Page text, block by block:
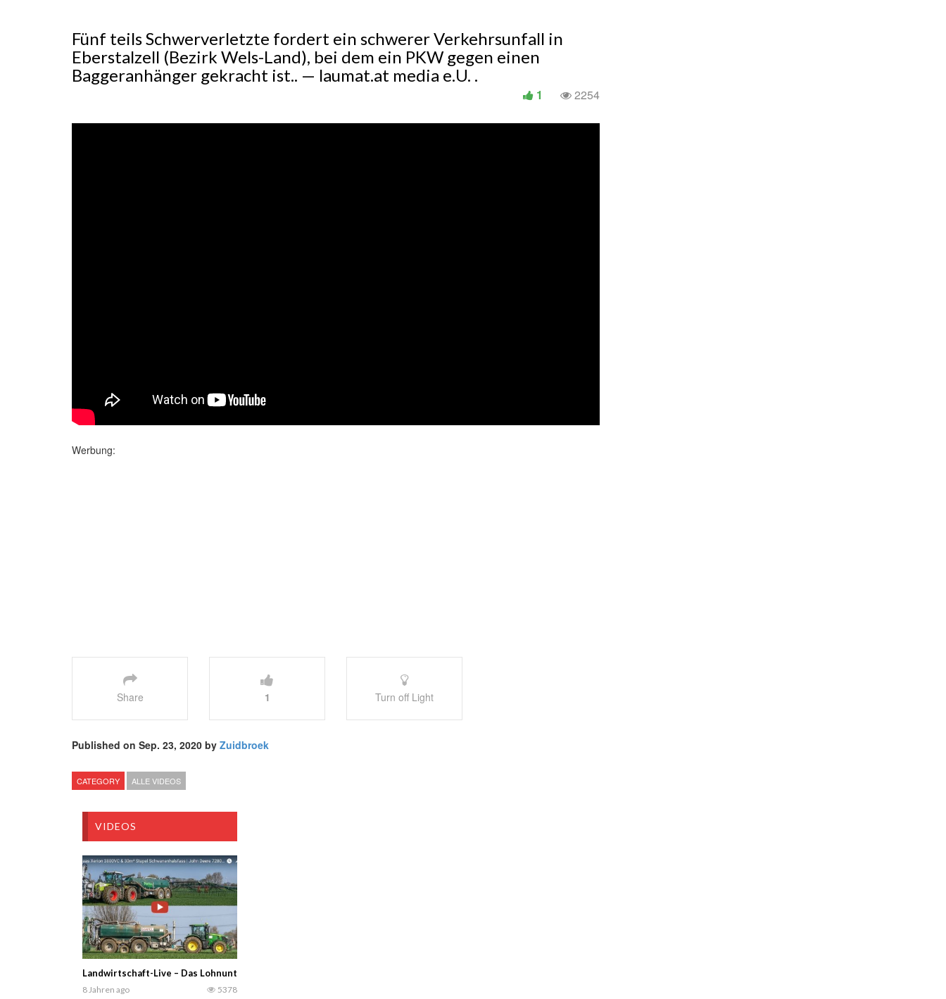
Fünf teils Schwerverletzte fordert ein schwerer Verkehrsunfall in
Eberstalzell (Bezirk Wels-Land), bei dem ein PKW gegen einen
Baggeranhänger gekracht ist.. — laumat.at media e.U. .
2254
1
Werbung:
Share 1 Turn off Light
Published on Sep. 23, 2020 by Zuidbroek
CATEGORY ALLE VIDEOS
VIDEOS
Landwirtschaft-Live – Das Lohnunternehmen Perdun mit ihren beiden StapelSchwanenhals Fässern am Gülle ausbringen in Unna.John Deere 7280R, Claas Xerion 3800VC
8 Jahren ago 5378